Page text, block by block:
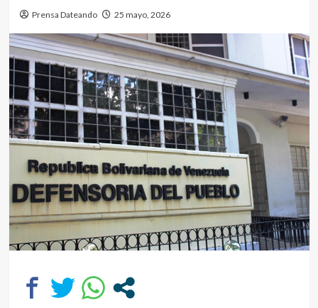
Prensa Dateando 25 mayo, 2026